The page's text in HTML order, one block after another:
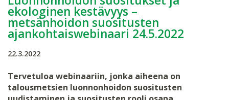
ekologinen kestävyys –
metsänhoidon suositusten
ajankohtaiswebinaari 24.5.2022
22.3.2022
Tervetuloa webinaariin, jonka aiheena on
talousmetsien luonnonhoidon suositusten